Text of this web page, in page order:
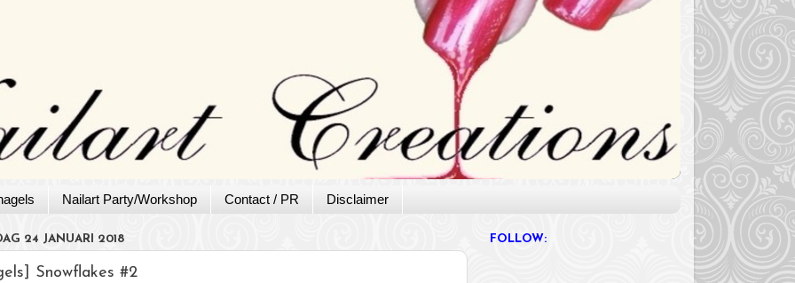
Nailart Party/Workshop Contact / PR Disclaimer
24 JANUARI 2018
Snowflakes #2
FOLLOW: